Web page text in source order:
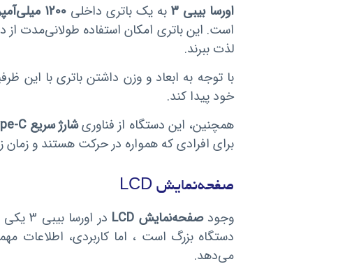
اورسا بیبی 3 به یک باتری داخلی1200 میلی‌آمپرساعتی
است. این باتری امکان استفاده طولانی‌مدت از
لذت ببرند.
خود پیدا کند.
همچنین، این دستگاه از فناوریشارژ سریع Type-C
برای افرادی که همواره در حرکت هستند و زمان
صفحه‌نمایش LCD
وجودصفحه‌نمایش LCD
در
دستگاه بزرگ است ، اما کاربردی، اطلاعات
می‌دهد.